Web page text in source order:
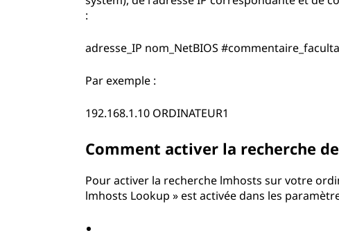
:
adresse_IP nom_NetBIOS
Par exemple :
192.168.1.10 ORDINATEUR1
Comment activer la recherche
Pour activer la recherche lmhosts sur votre
lmhosts Lookup » est activée dans les